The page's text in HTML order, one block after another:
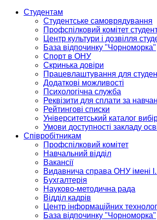
Студентам
Студентське самоврядування
Профспілковий комітет
Центр культури і дозвілля
База відпочинку "Чорноморка"
Спорт в ОНУ
Скринька довіри
Працевлаштування для
Додаткові можливості
Психологічна служба
Реквізити для сплати за
Рейтингові списки
Університетський каталог
Умови доступності закладу
Співробітникам
Профспілковий комітет
Навчальний відділ
Вакансії
Видавнича справа ОНУ імені
Бухгалтерія
Науково-методична рада
Відділ кадрів
Центр інформаційних
База відпочинку "Чорноморка"